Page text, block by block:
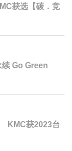
获选【碳．竞
续 Go Green
KMC获2023台